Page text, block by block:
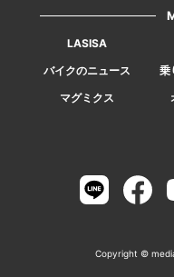
LASISA
バイクのニュース
乗
マグミクス
Copyright ©